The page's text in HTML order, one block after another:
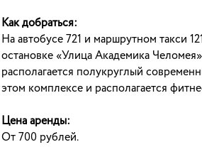
Как добраться:
На автобусе 721 и маршрутном такси
остановке «Улица Академика
располагается полукруглый
этом комплексе и располагается
Цена аренды:
От 700 рублей.